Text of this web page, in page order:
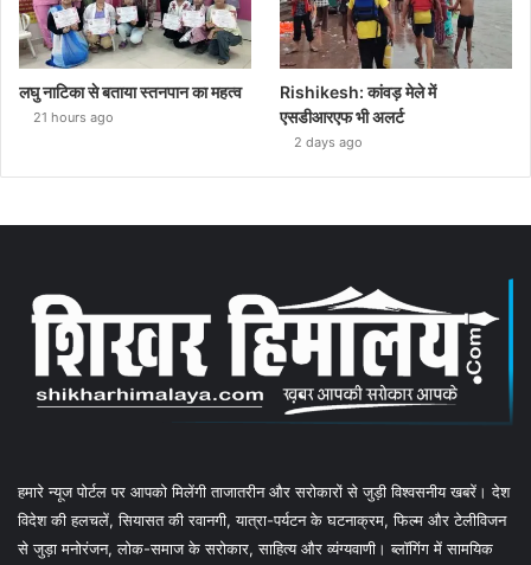
लघु नाटिका से बताया स्तनपान का महत्व
21 hours ago
Rishikesh: कांवड़ मेले में
एसडीआरएफ भी अलर्ट
2 days ago
हमारे न्यूज पोर्टल पर आपको मिलेंगी ताजातरीन और सरोकारों से जुड़ी विश्वसनीय खबरें। देश
विदेश की हलचलें, सियासत की रवानगी, यात्रा-पर्यटन के घटनाक्रम, फिल्म और टेलीविजन
से जुड़ा मनोरंजन, लोक-समाज के सरोकार, साहित्य और व्यंग्यवाणी। ब्लॉगिंग में सामयिक